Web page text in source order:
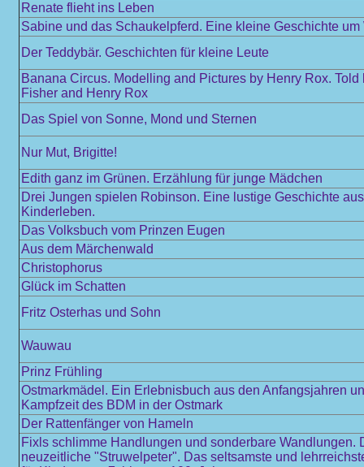
Renate flieht ins Leben
Sabine und das Schaukelpferd. Eine kleine Geschichte
Der Teddybär. Geschichten für kleine Leute
Banana Circus. Modelling and Pictures by Henry Rox. Told
Fisher and Henry Rox
Das Spiel von Sonne, Mond und Sternen
Nur Mut, Brigitte!
Edith ganz im Grünen. Erzählung für junge Mädchen
Drei Jungen spielen Robinson. Eine lustige Geschichte
Kinderleben.
Das Volksbuch vom Prinzen Eugen
Aus dem Märchenwald
Christophorus
Glück im Schatten
Fritz Osterhas und Sohn
Wauwau
Prinz Frühling
Ostmarkmädel. Ein Erlebnisbuch aus den Anfangsjahren
Kampfzeit des BDM in der Ostmark
Der Rattenfänger von Hameln
Fixls schlimme Handlungen und sonderbare Wandlungen.
neuzeitliche "Struwelpeter". Das seltsamste und